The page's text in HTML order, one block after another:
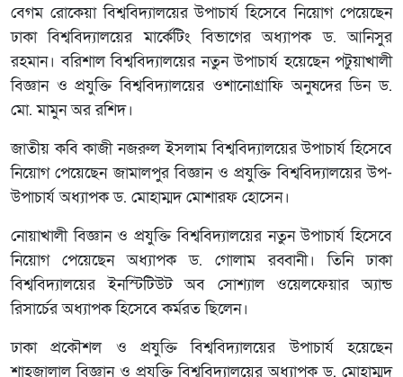
বেগম রোকেয়া বিশ্ববিদ্যালয়ের উপাচার্য হিসেবে নিয়োগ পেয়েছেন
ঢাকা বিশ্ববিদ্যালয়ের মার্কেটিং বিভাগের অধ্যাপক ড. আনিসুর
রহমান। বরিশাল বিশ্ববিদ্যালয়ের নতুন উপাচার্য হয়েছেন পটুয়াখালী
বিজ্ঞান ও প্রযুক্তি বিশ্ববিদ্যালয়ের ওশানোগ্রাফি অনুষদের ডিন ড.
মো. মামুন অর রশিদ।
জাতীয় কবি কাজী নজরুল ইসলাম বিশ্ববিদ্যালয়ের উপাচার্য হিসেবে
নিয়োগ পেয়েছেন জামালপুর বিজ্ঞান ও প্রযুক্তি বিশ্ববিদ্যালয়ের উপ-
উপাচার্য অধ্যাপক ড. মোহাম্মদ মোশারফ হোসেন।
নোয়াখালী বিজ্ঞান ও প্রযুক্তি বিশ্ববিদ্যালয়ের নতুন উপাচার্য হিসেবে
নিয়োগ পেয়েছেন অধ্যাপক ড. গোলাম রব্বানী। তিনি ঢাকা
বিশ্ববিদ্যালয়ের ইনস্টিটিউট অব সোশ্যাল ওয়েলফেয়ার অ্যান্ড
রিসার্চের অধ্যাপক হিসেবে কর্মরত ছিলেন।
ঢাকা প্রকৌশল ও প্রযুক্তি বিশ্ববিদ্যালয়ের উপাচার্য হয়েছেন
শাহজালাল বিজ্ঞান ও প্রযুক্তি বিশ্ববিদ্যালয়ের অধ্যাপক ড. মোহাম্মদ